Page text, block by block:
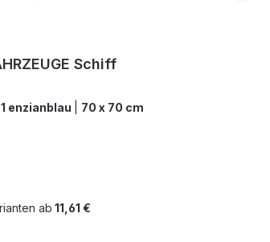
Schiff
enzianblau 70 x 70 cm
ab 11,61 €